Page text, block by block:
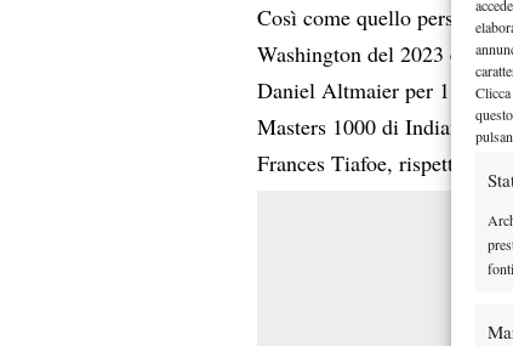
Così come quello perso per
Washington del 2023 e
Daniel Altmaier per 11-9.
Masters 1000 di Indian
Frances Tiafoe,